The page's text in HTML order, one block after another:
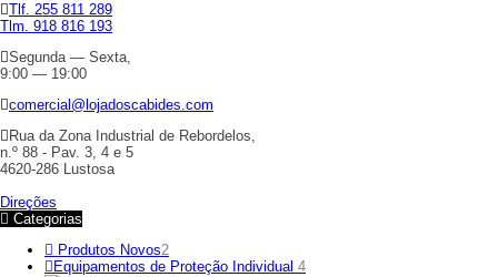
Tlf. 255 811 289
Tlm. 918 816 193
Segunda — Sexta,
9:00 — 19:00
comercial@lojadoscabides.com
Rua da Zona Industrial de Rebordelos,
n.º 88 - Pav. 3, 4 e 5
4620-286 Lustosa
Direções
Categorias
Produtos Novos2
Equipamentos de Proteção Individual 4